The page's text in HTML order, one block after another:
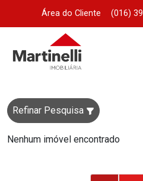
Área do Cliente (016)
Refinar Pesquisa
Nenhum imóvel encontrado